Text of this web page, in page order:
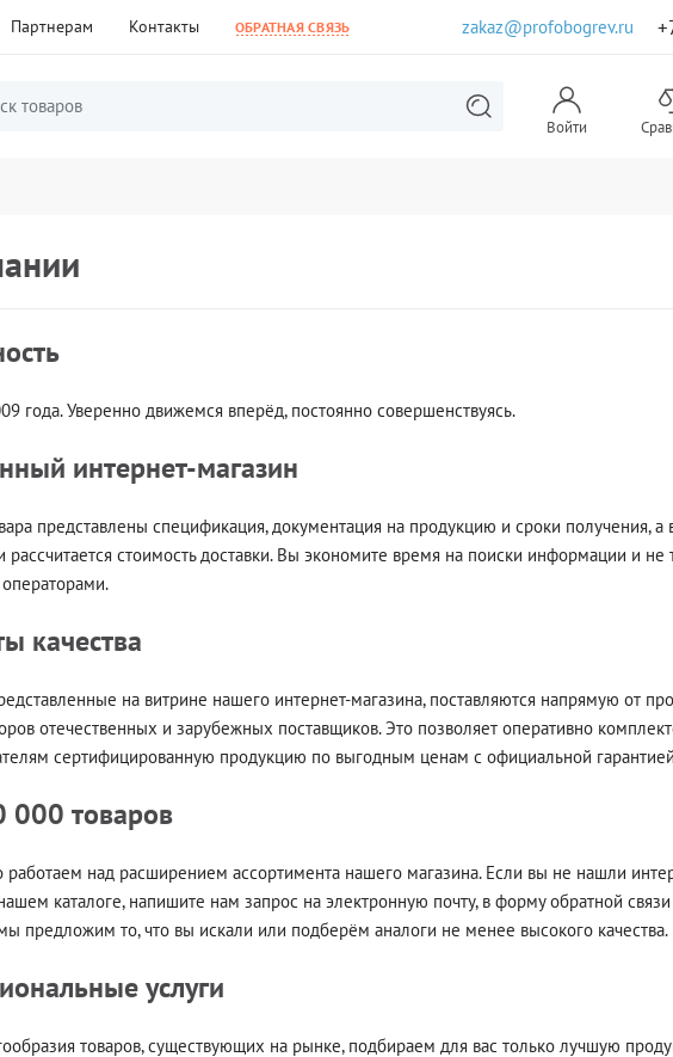
Партнерам Контакты ОБРАТНАЯ СВЯЗЬ zakaz@profobogrev.ru
Войти
года. Уверенно движемся вперёд, постоянно совершенствуясь.
интернет-магазин
представлены спецификация, документация на продукцию и сроки получения, а
рассчитается стоимость доставки. Вы экономите время на поиски информации и не
качества
на витрине нашего интернет-магазина, поставляются напрямую от
отечественных и зарубежных поставщиков. Это позволяет оперативно
сертифицированную продукцию по выгодным ценам с официальной
000 товаров
над расширением ассортимента нашего магазина. Если вы не нашли
каталоге, напишите нам запрос на электронную почту, в форму обратной
предложим то, что вы искали или подберём аналоги не менее высокого качества.
услуги
товаров, существующих на рынке, подбираем для вас только лучшую